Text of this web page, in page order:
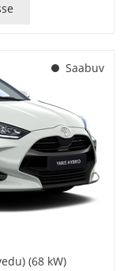
Saabuv
(68 kW)